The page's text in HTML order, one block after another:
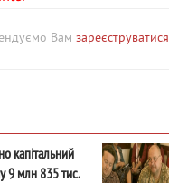
Вам зареєструватися
капітальний
9 млн 835 тис.